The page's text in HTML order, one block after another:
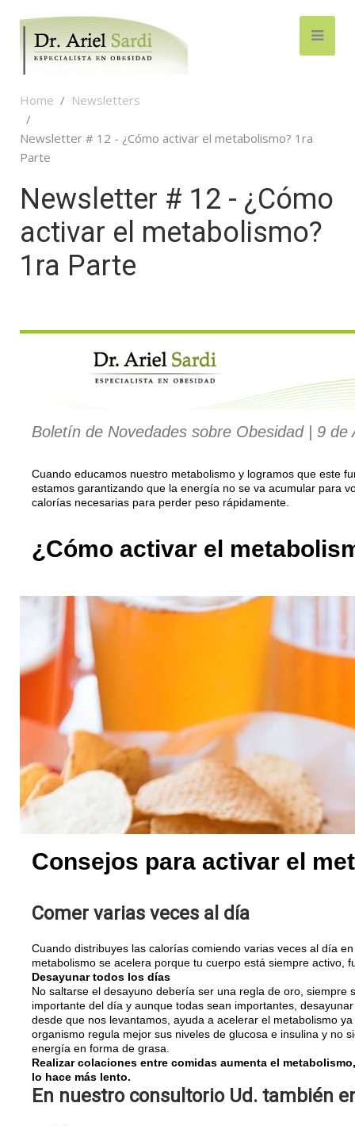
Home Newsletters
Newsletter # 12 - ¿Cómo activar el metabolismo? 1ra
Parte
Newsletter # 12 - ¿Cómo
activar el metabolismo?
1ra Parte
Boletín de Novedades sobre Obesidad | 9 de
Cuando educamos nuestro metabolismo y logramos que este
estamos garantizando que la energía no se va acumular para
calorías necesarias para perder peso rápidamente.
¿Cómo activar el
Consejos para activar el
Comer varias veces al día
Cuando distribuyes las calorías comiendo varias veces al día
metabolismo se acelera porque tu cuerpo está siempre activo,
Desayunar todos los días
No saltarse el desayuno debería ser una regla de oro, siempre
importante del día y aunque todas sean importantes,
desde que nos levantamos, ayuda a acelerar el metabolismo
organismo regula mejor sus niveles de glucosa e insulina y no
energía en forma de grasa.
Realizar colaciones entre comidas aumenta el
lo hace más lento.
En nuestro consultorio Ud. también